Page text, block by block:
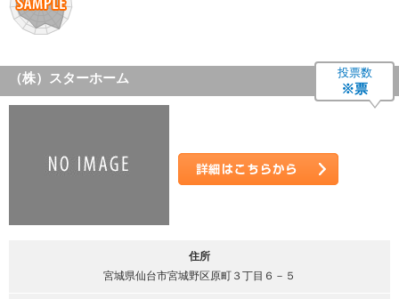
（株）スターホーム 投票数
※票
住所
宮城県仙台市宮城野区原町３丁目６－５